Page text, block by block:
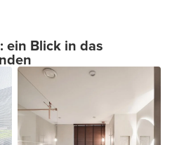
ein Blick in das